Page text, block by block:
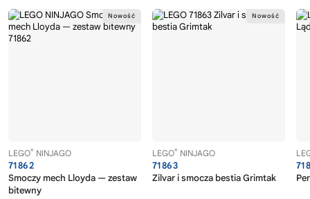
LEGO® NINJAGO
71862
Smoczy mech Lloyda — zestaw
bitewny
LEGO® NINJAGO
71863
Zilvar i smocza bestia Grimtak